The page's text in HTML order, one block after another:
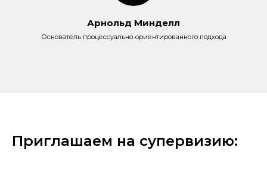
Арнольд Минделл​
Основатель процессуально-ориентированного подхода
Приглашаем на супервизию: